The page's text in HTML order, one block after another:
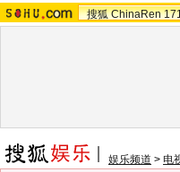
搜狐 ChinaRen
娱乐频道 > 电